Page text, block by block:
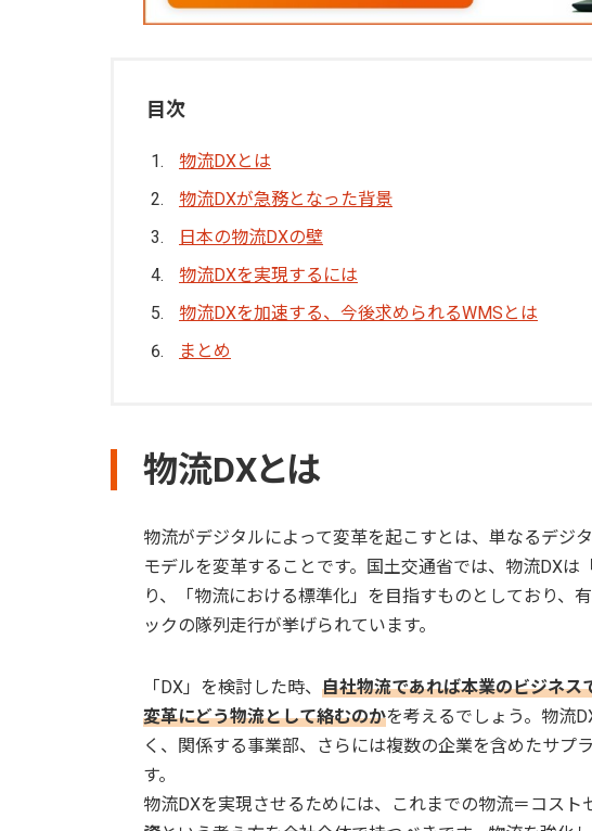
目次
物流DXとは
物流DXが急務となった背景
日本の物流DXの壁
物流DXを実現するには
物流DXを加速する、今後求められるWMSとは
まとめ
物流DXとは
物流がデジタルによって変革を起こすとは、単なるデジ
モデルを変革することです。国土交通省では、物流DX
り、「物流における標準化」を目指すものとしており、
ックの隊列走行が挙げられています。
「DX」を検討した時、 自社物流であれば本業のビジネス
変革にどう物流として絡むのかを考えるでしょう。物流
く、関係する事業部、さらには複数の企業を含めたサプ
す。
物流DXを実現させるためには、これまでの物流＝コスト